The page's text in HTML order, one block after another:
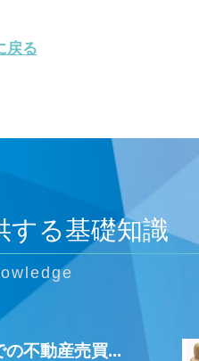
戻る
する基礎知識
の不動産売買...